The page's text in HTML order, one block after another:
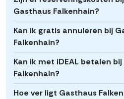
Gasthaus Falkenhain?
Kan ik gratis annuleren bij
Falkenhain?
Kan ik met iDEAL betalen
Falkenhain?
Hoe ver ligt Gasthaus